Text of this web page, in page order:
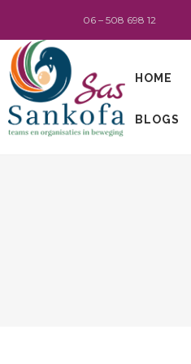
06 – 508 698 12
HOME
BLOGS